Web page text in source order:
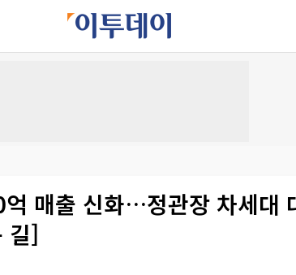
억 매출 신화…정관장 차세대
길]